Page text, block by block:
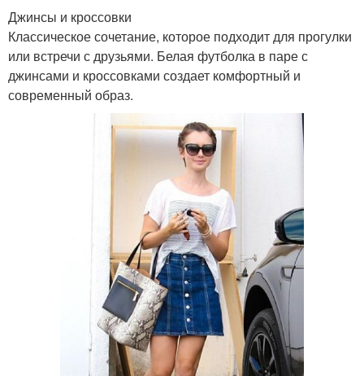
Джинсы и кроссовки
Классическое сочетание, которое подходит для прогулки
или встречи с друзьями. Белая футболка в паре с
джинсами и кроссовками создает комфортный и
современный образ.